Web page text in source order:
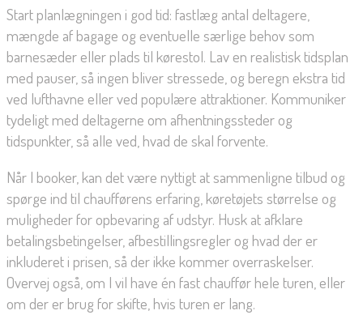
Start planlægningen i god tid: fastlæg antal deltagere,
mængde af bagage og eventuelle særlige behov som
barnesæder eller plads til kørestol. Lav en realistisk tidsplan
med pauser, så ingen bliver stressede, og beregn ekstra tid
ved lufthavne eller ved populære attraktioner. Kommuniker
tydeligt med deltagerne om afhentningssteder og
tidspunkter, så alle ved, hvad de skal forvente.
Når I booker, kan det være nyttigt at sammenligne tilbud og
spørge ind til chaufførens erfaring, køretøjets størrelse og
muligheder for opbevaring af udstyr. Husk at afklare
betalingsbetingelser, afbestillingsregler og hvad der er
inkluderet i prisen, så der ikke kommer overraskelser.
Overvej også, om I vil have én fast chauffør hele turen, eller
om der er brug for skifte, hvis turen er lang.